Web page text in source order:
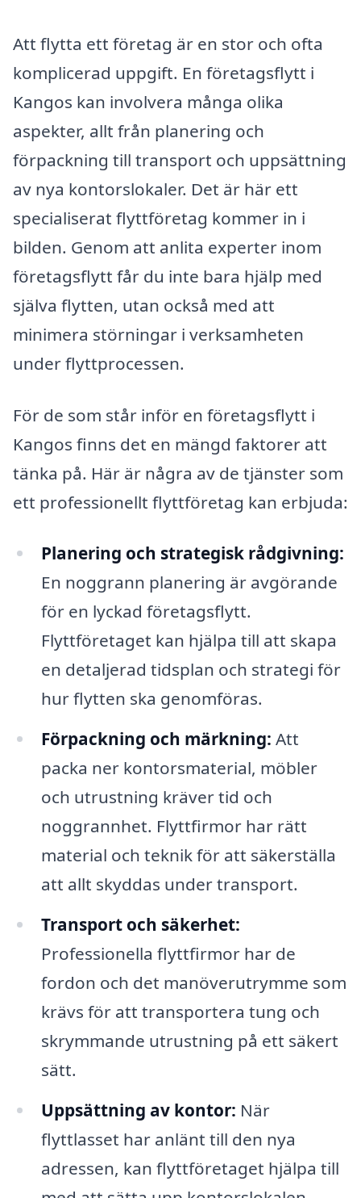
Att flytta ett företag är en stor och ofta
komplicerad uppgift. En företagsflytt i
Kangos kan involvera många olika
aspekter, allt från planering och
förpackning till transport och uppsättning
av nya kontorslokaler. Det är här ett
specialiserat flyttföretag kommer in i
bilden. Genom att anlita experter inom
företagsflytt får du inte bara hjälp med
själva flytten, utan också med att
minimera störningar i verksamheten
under flyttprocessen.
För de som står inför en företagsflytt i
Kangos finns det en mängd faktorer att
tänka på. Här är några av de tjänster som
ett professionellt flyttföretag kan erbjuda:
Planering och strategisk rådgivning:
En noggrann planering är avgörande
för en lyckad företagsflytt.
Flyttföretaget kan hjälpa till att skapa
en detaljerad tidsplan och strategi för
hur flytten ska genomföras.
Förpackning och märkning: Att
packa ner kontorsmaterial, möbler
och utrustning kräver tid och
noggrannhet. Flyttfirmor har rätt
material och teknik för att säkerställa
att allt skyddas under transport.
Transport och säkerhet:
Professionella flyttfirmor har de
fordon och det manöverutrymme som
krävs för att transportera tung och
skrymmande utrustning på ett säkert
sätt.
Uppsättning av kontor: När
flyttlasset har anlänt till den nya
adressen, kan flyttföretaget hjälpa till